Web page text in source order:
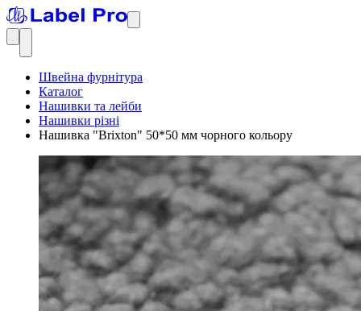
Швейна фурнітура
Каталог
Нашивки та лейби
Нашивки різні
Нашивка "Brixton" 50*50 мм чорного кольору